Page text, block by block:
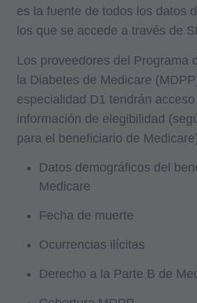
es la fuente de todos los datos
los que se accede a través de
Los proveedores del Programa
la Diabetes de Medicare
especialidad D1 tendrán
información de elegibilidad
para el beneficiario de
Datos demográficos del
Medicare
Fecha de muerte
Ocurrencias ilícitas
Derecho a la Parte B de